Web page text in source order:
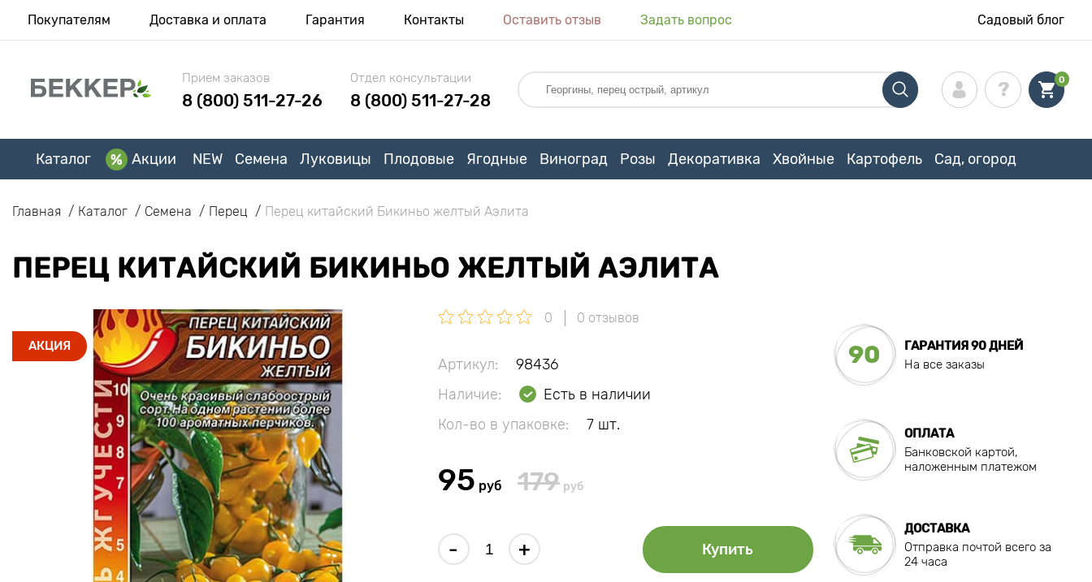
Покупателям Доставка и оплата Гарантия Контакты Оставить отзыв Задать вопрос Садовый блог
Прием заказов
8 (800) 511-27-26
Отдел консультации
8 (800) 511-27-28
0
Каталог Акции NEW Семена Луковицы Плодовые Ягодные Виноград Розы Декоративка Хвойные Картофель Сад, огород
Главная Каталог Семена Перец Перец китайский Бикиньо желтый Аэлита
ПЕРЕЦ КИТАЙСКИЙ БИКИНЬО ЖЕЛТЫЙ АЭЛИТА
АКЦИЯ
0 0 отзывов
Артикул:
98436
Наличие:
Есть в наличии
Кол-во в упаковке:
7 шт.
95 руб 179 руб
- + Купить
90
ГАРАНТИЯ 90 ДНЕЙ
На все заказы
ОПЛАТА
Банковской картой,
наложенным платежом
ДОСТАВКА
Отправка почтой всего за
24 часа